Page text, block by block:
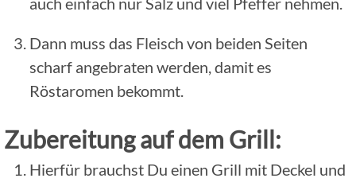
Dann muss das Fleisch von beiden Seiten
scharf angebraten werden, damit es
Röstaromen bekommt.
Zubereitung auf dem Grill:
Hierfür brauchst Du einen Grill mit Deckel und